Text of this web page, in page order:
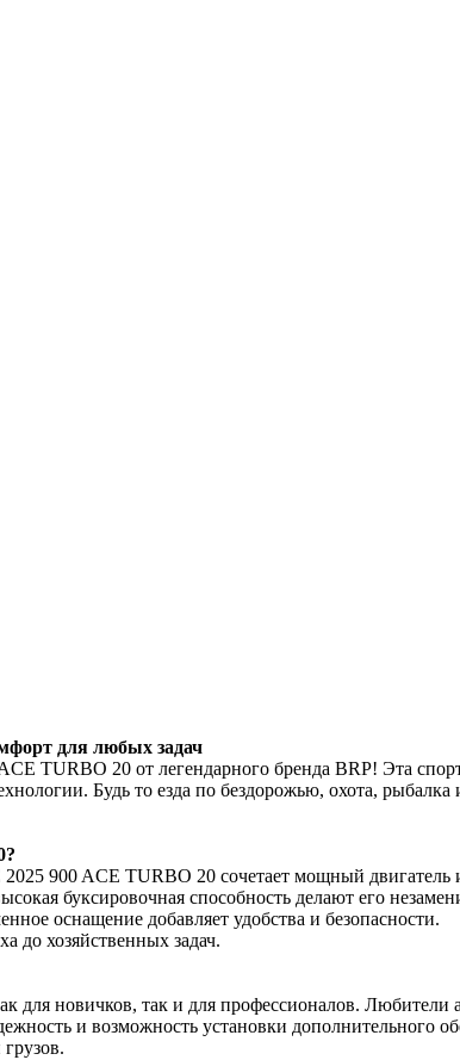
для любых задач
TURBO 20 от легендарного бренда BRP! Эта
Будь то езда по бездорожью, охота,
900 ACE TURBO 20 сочетает мощный двигатель
буксировочная способность делают его
оснащение добавляет удобства и безопасности.
до хозяйственных задач.
новичков, так и для профессионалов. Любители
и возможность установки дополнительного